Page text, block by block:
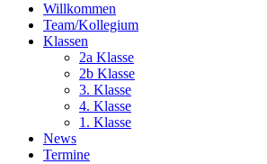
Willkommen
Team/Kollegium
Klassen
2a Klasse
2b Klasse
3. Klasse
4. Klasse
1. Klasse
News
Termine